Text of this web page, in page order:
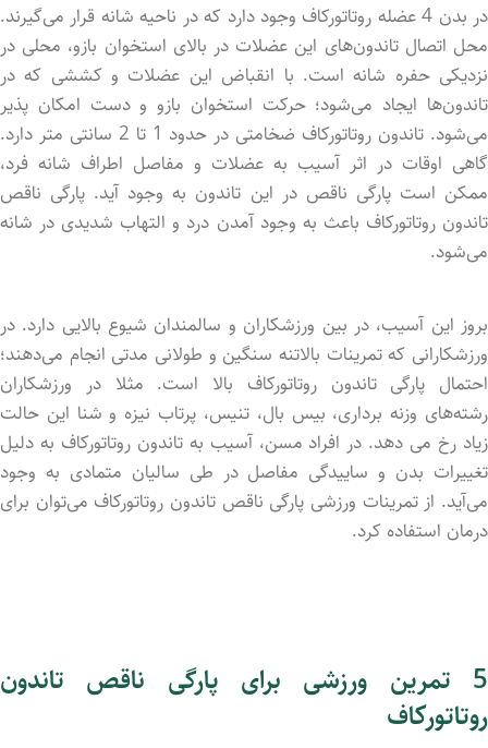
در بدن 4 عضله روتاتورکاف وجود دارد که در ناحیه شانه قرار‌ می‌گیرند.
محل اتصال تاندون‌های این عضلات در بالای استخوان بازو، محلی در
نزدیکی حفره شانه است. با انقباض این عضلات و کششی که در
تاندون‌ها ایجاد‌ می‌شود؛ حرکت استخوان بازو و دست امکان پذیر
می‌شود. تاندون روتاتورکاف ضخامتی در حدود 1 تا 2 سانتی متر دارد.
گاهی اوقات در اثر آسیب به عضلات و مفاصل اطراف شانه فرد،
ممکن است پارگی ناقص در این تاندون به وجود آید. پارگی ناقص
تاندون روتاتورکاف باعث به وجود آمدن درد و التهاب شدیدی در شانه
می‌شود.
بروز این آسیب، در بین ورزشکاران و سالمندان شیوع بالایی دارد. در
ورزشکارانی که تمرینات بالاتنه سنگین و طولانی مدتی انجام می‌دهند؛
احتمال پارگی تاندون روتاتورکاف بالا است. مثلا در ورزشکاران
رشته‌های وزنه برداری، بیس بال، تنیس، پرتاب نیزه و شنا این حالت
زیاد رخ می دهد. در افراد مسن، آسیب به تاندون روتاتورکاف به دلیل
تغییرات بدن و ساییدگی مفاصل در طی سالیان متمادی به وجود
می‌آید. از تمرینات ورزشی پارگی ناقص تاندون روتاتورکاف می‌توان برای
درمان استفاده کرد.
5 تمرین ورزشی برای پارگی ناقص تاندون
روتاتورکاف